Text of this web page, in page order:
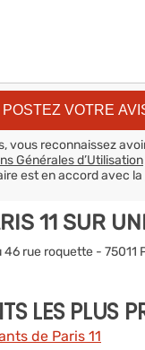
vous reconnaissez
Générales d’Utilisation
est en accord avec la
11 SUR
rue roquette - 75011
LES PLUS
de Paris 11